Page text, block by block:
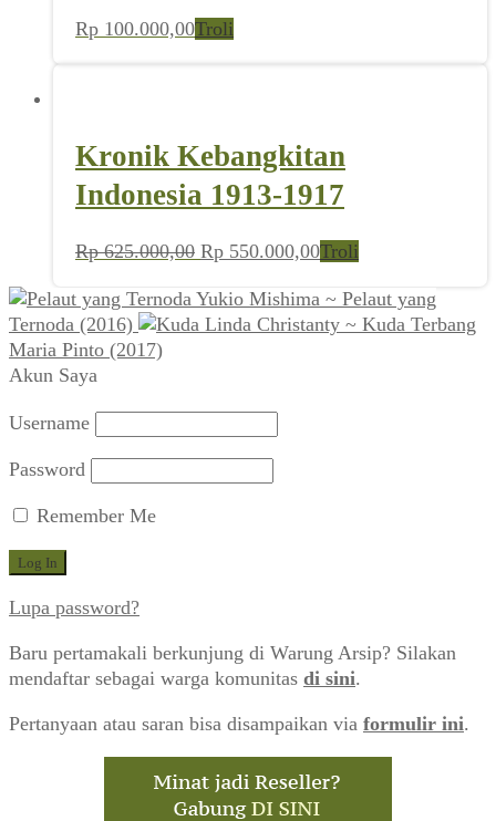
Rp 100.000,00Troli
Kronik Kebangkitan
Indonesia 1913-1917
Rp625.000,00 Harga
adalah:
Rp 625.000,00.
Rp 550.000,00Harga
ini
adalah:
Troli
Yukio Mishima ~ Pelaut yang
Ternoda (2016)
Linda Christanty ~ Kuda Terbang
Maria Pinto (2017)
Akun Saya
Username
Password
Remember Me
Lupa password?
Baru pertamakali berkunjung di Warung Arsip? Silakan
mendaftar sebagai warga komunitas di sini.
Pertanyaan atau saran bisa disampaikan via formulir ini.